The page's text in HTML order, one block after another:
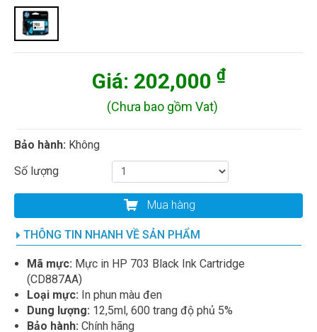
Giá: 202,000 ₫
(Chưa bao gồm Vat)
Bảo hành: Không
Số lượng
Mua hàng
THÔNG TIN NHANH VỀ SẢN PHẨM
Mã mực: Mực in HP 703 Black Ink Cartridge
(CD887AA)
Loại mực: In phun màu đen
Dung lượng: 12,5ml, 600 trang độ phủ 5%
Bảo hành: Chính hãng